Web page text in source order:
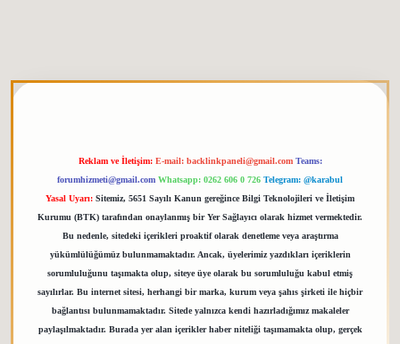
Reklam ve İletişim: E-mail: backlinkpaneli@gmail.com Teams:
forumhizmeti@gmail.com Whatsapp: 0262 606 0 726 Telegram: @karabul
Yasal Uyarı: Sitemiz, 5651 Sayılı Kanun gereğince Bilgi Teknolojileri ve İletişim
Kurumu (BTK) tarafından onaylanmış bir Yer Sağlayıcı olarak hizmet vermektedir.
Bu nedenle, sitedeki içerikleri proaktif olarak denetleme veya araştırma
yükümlülüğümüz bulunmamaktadır. Ancak, üyelerimiz yazdıkları içeriklerin
sorumluluğunu taşımakta olup, siteye üye olarak bu sorumluluğu kabul etmiş
sayılırlar. Bu internet sitesi, herhangi bir marka, kurum veya şahıs şirketi ile hiçbir
bağlantısı bulunmamaktadır. Sitede yalnızca kendi hazırladığımız makaleler
paylaşılmaktadır. Burada yer alan içerikler haber niteliği taşımamakta olup, gerçek